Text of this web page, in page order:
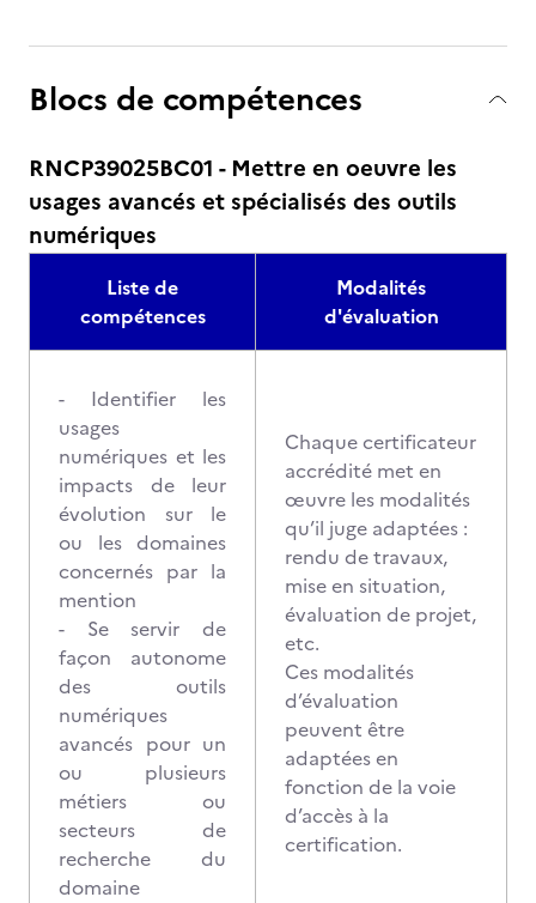
Blocs de compétences
RNCP39025BC01 - Mettre en oeuvre les
usages avancés et spécialisés des outils
numériques
Liste de
compétences
Modalités
d'évaluation
- Identifier les
usages
numériques et les
impacts de leur
évolution sur le
ou les domaines
concernés par la
mention
- Se servir de
façon autonome
des outils
numériques
avancés pour un
ou plusieurs
métiers ou
secteurs de
recherche du
domaine
Chaque certificateur
accrédité met en
œuvre les modalités
qu’il juge adaptées :
rendu de travaux,
mise en situation,
évaluation de projet,
etc.
Ces modalités
d’évaluation
peuvent être
adaptées en
fonction de la voie
d’accès à la
certification.